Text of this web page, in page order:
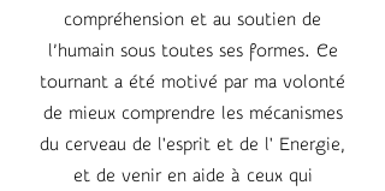
compréhension et au soutien de
l’humain sous toutes ses formes. Ce
tournant a été motivé par ma volonté
de mieux comprendre les mécanismes
du cerveau de l'esprit et de l' Energie,
et de venir en aide à ceux qui